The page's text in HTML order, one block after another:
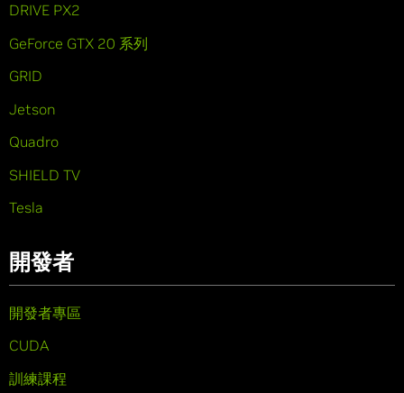
DRIVE PX2
GeForce GTX 20 系列
GRID
Jetson
Quadro
SHIELD TV
Tesla
開發者
開發者專區
CUDA
訓練課程